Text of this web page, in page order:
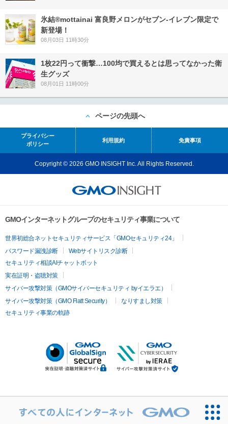
氷結®mottainai 富良野メロンがセブン‐イレブン限定で
新登場！
08月03日 11時30分
1枚22円って衝撃…100均で買えるとは思ってなかった衛
生グッズ
08月01日 11時00分
ページの先頭へ
プライバシー
ポリシー
利用規約 免責事項
Copyright © 2026 GMO INSIGHT Inc. All Rights Reserved.
GMOインターネットグループのセキュリティ事業について
世界初総合ネットセキュリティサービス「GMOセキュリティ24」
パスワード漏洩診断
Webサイトリスク診断
セキュリティ相談AIチャットボット
実在証明・盗聴対策
サイバー攻撃対策（GMOサイバーセキュリティ byイエラエ）
サイバー攻撃対策（GMO Flatt Security）
なりすまし対策
セキュリティ事業の軌跡